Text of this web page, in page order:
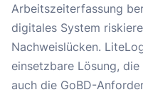
Arbeitszeiterfassung
digitales System
Nachweislücken.
einsetzbare Lösung,
auch die GoBD-